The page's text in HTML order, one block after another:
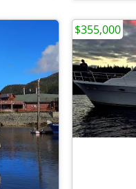
$355,000